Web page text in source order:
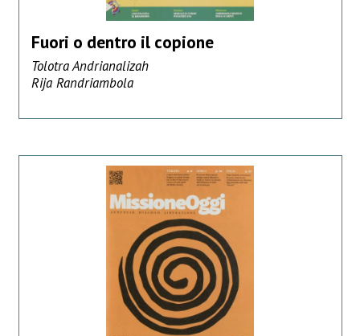
Fuori o dentro il copione
Tolotra Andrianalizah
Rija Randriambola